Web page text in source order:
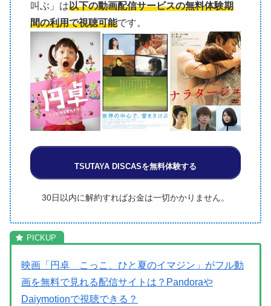
叫ぶ」は以下の動画配信サービスの無料体験期
間の利用で視聴可能です。
TSUTAYA DISCASを無料体験する
30日以内に解約すればお金は一切かかりません。
映画「円卓 こっこ、ひと夏のイマジン」がフル動
画を無料で見れる配信サイトは？Pandoraや
Daiymotionで視聴できる？